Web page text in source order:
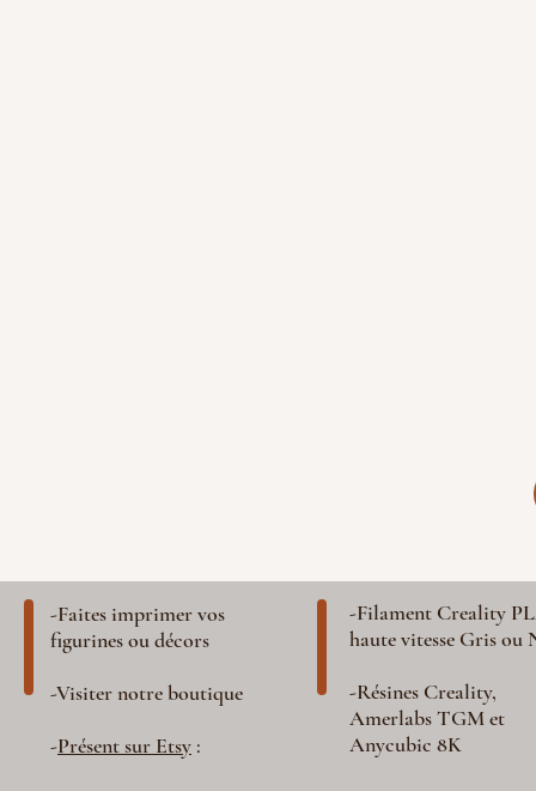
-Faites imprimer vos
figurines ou décors
-Visiter notre boutique
-Présent sur Etsy :
-Filament Creality
haute vitesse Gris ou
-Résines Creality,
Amerlabs TGM et
Anycubic 8K